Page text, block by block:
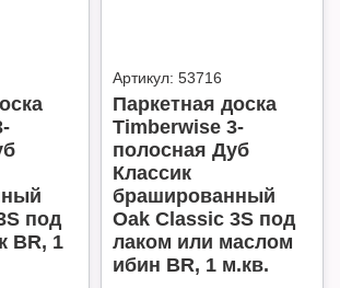
под
BR, 1
Артикул: 53716
Паркетная доска
Timberwise 3-
полосная Дуб
Классик
брашированный
Oak Classic 3S под
лаком или маслом
ибин BR, 1 м.кв.